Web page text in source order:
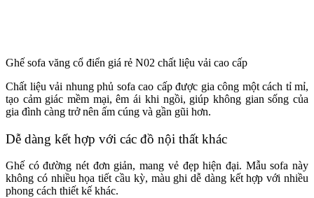
Ghế sofa văng cổ điển giá rẻ N02 chất liệu vải cao cấp
Chất liệu vải nhung phủ sofa cao cấp được gia công một cách tỉ mỉ,
tạo cảm giác mềm mại, êm ái khi ngồi, giúp không gian sống của
gia đình càng trở nên ấm cúng và gần gũi hơn.
Dễ dàng kết hợp với các đồ nội thất khác
Ghế có đường nét đơn giản, mang vẻ đẹp hiện đại. Mẫu sofa này
không có nhiều họa tiết cầu kỳ, màu ghi dễ dàng kết hợp với nhiều
phong cách thiết kế khác.